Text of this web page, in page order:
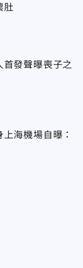
肚
首發聲曝喪子之
海機場自曝：